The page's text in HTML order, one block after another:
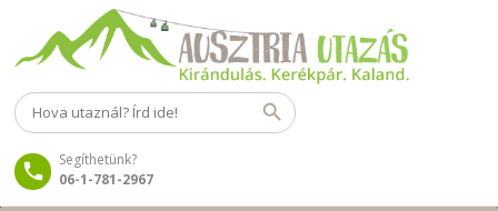
Segíthetünk?
06-1-781-2967